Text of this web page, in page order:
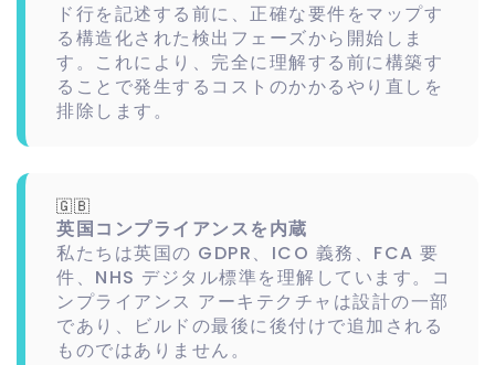
ド行を記述する前に、正確な要件をマップす
る構造化された検出フェーズから開始しま
す。これにより、完全に理解する前に構築す
ることで発生するコストのかかるやり直しを
排除します。
🇬🇧
英国コンプライアンスを内蔵
私たちは英国の GDPR、ICO 義務、FCA 要
件、NHS デジタル標準を理解しています。コ
ンプライアンス アーキテクチャは設計の一部
であり、ビルドの最後に後付けで追加される
ものではありません。